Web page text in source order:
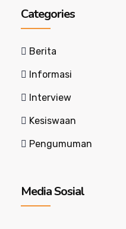
Categories
Berita
Informasi
Interview
Kesiswaan
Pengumuman
Media Sosial